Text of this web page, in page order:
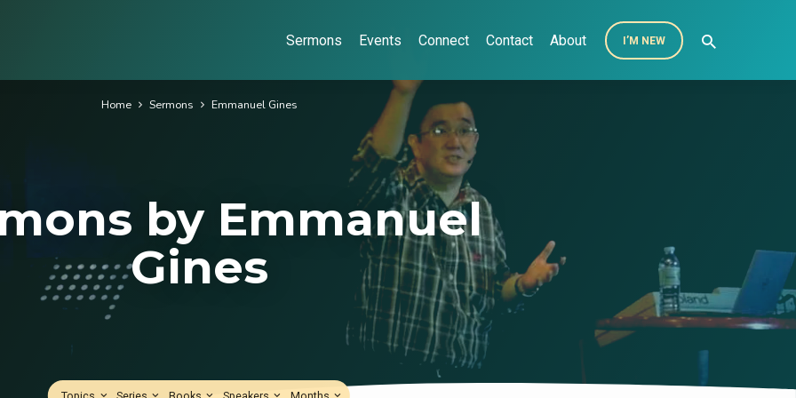
Sermons Events Connect Contact About I’M NEW
by Emmanuel
Gines
Home Sermons Emmanuel Gines